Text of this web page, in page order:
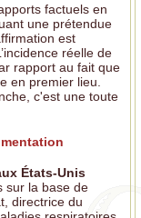
factuels en
une prétendue
est
réelle de
rapport au fait que
en premier lieu.
c'est une toute
États-Unis
sur la base de
directrice du